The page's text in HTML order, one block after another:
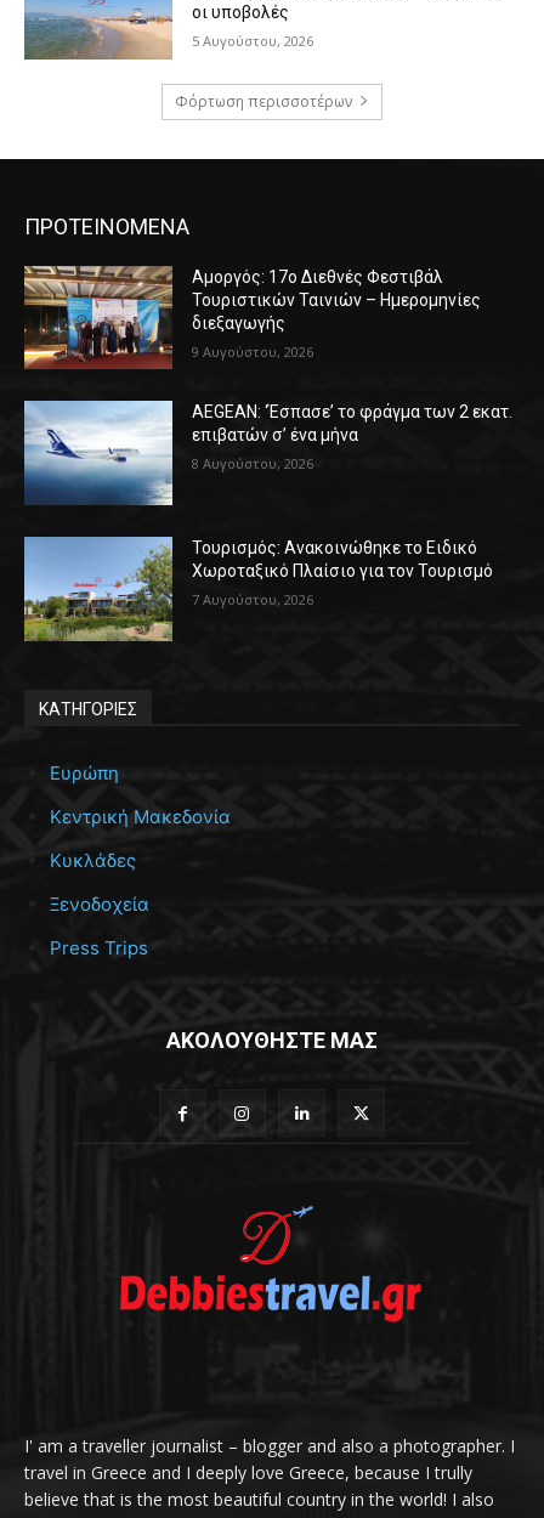
οι υποβολές
5 Αυγούστου, 2026
Φόρτωση περισσοτέρων
ΠΡΟΤΕΙΝΟΜΕΝΑ
Αμοργός: 17ο Διεθνές Φεστιβάλ
Τουριστικών Ταινιών – Ημερομηνίες
διεξαγωγής
9 Αυγούστου, 2026
AEGEAN: ‘Έσπασε’ το φράγμα των 2 εκατ.
επιβατών σ’ ένα μήνα
8 Αυγούστου, 2026
Τουρισμός: Ανακοινώθηκε το Ειδικό
Χωροταξικό Πλαίσιο για τον Τουρισμό
7 Αυγούστου, 2026
ΚΑΤΗΓΟΡΙΕΣ
Ευρώπη
Κεντρική Μακεδονία
Κυκλάδες
Ξενοδοχεία
Press Trips
ΑΚΟΛΟΥΘΗΣΤΕ ΜΑΣ
I' am a traveller journalist – blogger and also a photographer. I
travel in Greece and I deeply love Greece, because I trully
believe that is the most beautiful country in the world! I also